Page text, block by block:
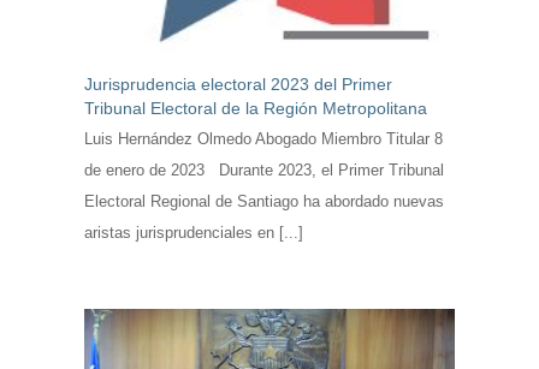
Jurisprudencia electoral 2023 del Primer
Tribunal Electoral de la Región Metropolitana
Luis Hernández Olmedo Abogado Miembro Titular 8
de enero de 2023 Durante 2023, el Primer Tribunal
Electoral Regional de Santiago ha abordado nuevas
aristas jurisprudenciales en [...]